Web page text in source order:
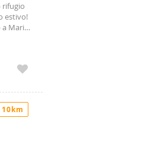
rifugio
estivo!
Marina
e
cene
e
i